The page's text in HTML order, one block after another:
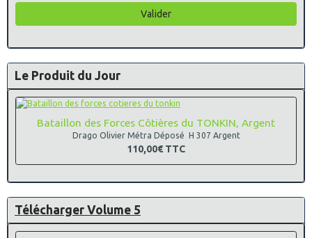
Valider
Le Produit du Jour
Bataillon des Forces Côtières du TONKIN, Argent
Drago Olivier Métra Déposé H 307 Argent
110,00€ TTC
Télécharger Volume 5